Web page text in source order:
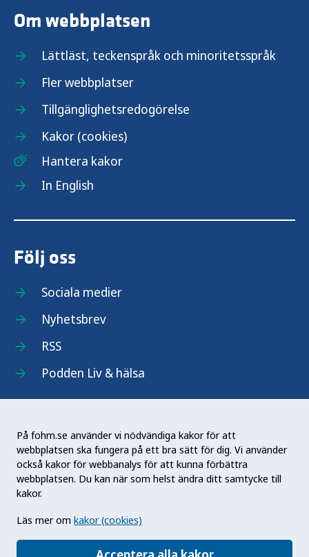
På fohm.se använder vi nödvändiga kakor för att
webbplatsen ska fungera på ett bra sätt för dig. Vi använder
också kakor för webbanalys för att kunna förbättra
webbplatsen. Du kan när som helst ändra ditt samtycke till
kakor.
Läs mer om kakor (cookies)
Om webbplatsen
Lättläst, teckenspråk och minoritetsspråk
Fler webbplatser
Tillgänglighetsredogörelse
Kakor (cookies)
Hantera kakor
In English
Följ oss
Sociala medier
Nyhetsbrev
RSS
Podden Liv & hälsa
Folkhälsomyndigheten (Fohm) är en nationell
kunskapsmyndighet som arbetar för en bättre
folkhälsa. Det gör myndigheten genom att
främja hälsa, förebygga ohälsa och skydda mot
hälsohot. Vår vision är en folkhälsa som stärker